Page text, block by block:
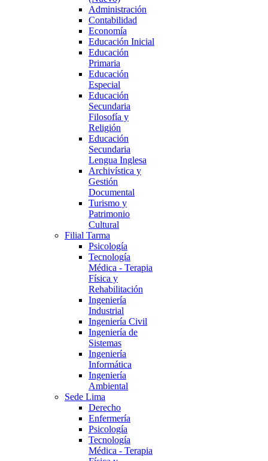
Administración
Contabilidad
Economía
Educación Inicial
Educación
Primaria
Educación
Especial
Educación
Secundaria
Filosofía y
Religión
Educación
Secundaria
Lengua Inglesa
Archivística y
Gestión
Documental
Turismo y
Patrimonio
Cultural
Filial Tarma
Psicología
Tecnología
Médica - Terapia
Física y
Rehabilitación
Ingeniería
Industrial
Ingeniería Civil
Ingeniería de
Sistemas
Ingeniería
Informática
Ingeniería
Ambiental
Sede Lima
Derecho
Enfermería
Psicología
Tecnología
Médica - Terapia